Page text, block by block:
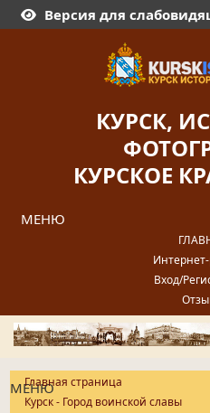
Версия для
КУРСК,
КУРСКОЕ
МЕНЮ
Вход/
МЕНЮ
Главная страница
Курск - Город воинской славы